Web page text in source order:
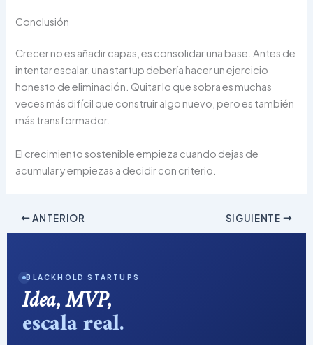
Conclusión
Crecer no es añadir capas, es consolidar una base. Antes de
intentar escalar, una startup debería hacer un ejercicio
honesto de eliminación. Quitar lo que sobra es muchas
veces más difícil que construir algo nuevo, pero es también
más transformador.
El crecimiento sostenible empieza cuando dejas de
acumular y empiezas a decidir con criterio.
ANTERIOR SIGUIENTE
BLACKHOLD STARTUPS
Idea, MVP,
escala real.